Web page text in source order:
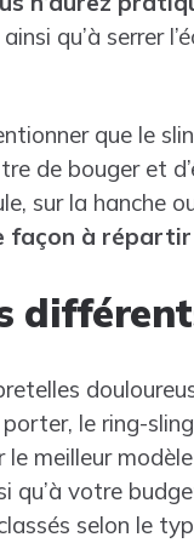
qu’à serrer
que le
de bouger et
sur la hanche
façon à
le ring-
meilleur
qu’à votre
selon le